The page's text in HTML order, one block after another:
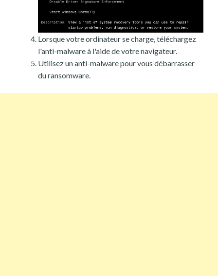
Lorsque votre ordinateur se charge, téléchargez
l'anti-malware à l'aide de votre navigateur.
Utilisez un anti-malware pour vous débarrasser
du ransomware.